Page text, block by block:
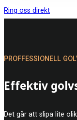
Ring oss direkt
Effektiv
Det går att slipa lite
PROFFESSIONELL